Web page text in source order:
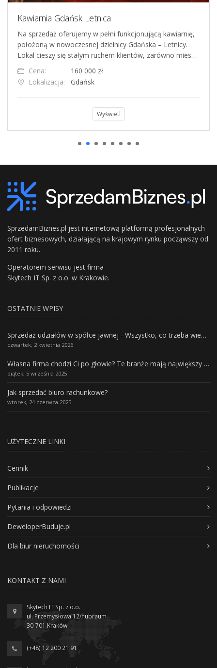
Kawiarnia Gdańsk Letnica
Na sprzedaż oferujemy w pełni funkcjonującą kawiarnię,
położoną w nowoczesnej dzielnicy Gdańska – Letnicy.
Lokal cieszy się stałym ruchem klientów, zarówno mies…
Cena:
160 000 zł
Lokalizacja:
Gdańsk
Wyświetl
SprzedamBiznes.pl jest internetową platformą profesjonalnych
ofert biznesowych, działającą na krajowym rynku począwszy od
2011 roku.
Operatorem serwisu jest firma
Skytech IT Sp. z o.o. w Krakowie.
OSTATNIE WPISY
Sprzedaż udziałów w spółce jawnej - Wszystko, co trzeba wiedzieć.
czwartek, 2 kwietnia 2026
Własna firma chodzi Ci po głowie? Te branże mają największy potencjał rozwoju
piątek, 5 września 2025
Jak sprzedać biuro rachunkowe?
wtorek, 24 czerwca 2025
UŻYTECZNE LINKI
Cennik
Publikacje
Pytania i odpowiedzi
DeweloperBuduje.pl
Dla biur nieruchomości
KONTAKT Z NAMI
Skytech IT Sp. z o.o.
ul. Przemysłowa 12/hubraum
30-701 Kraków
(+48) 12 200 21 91